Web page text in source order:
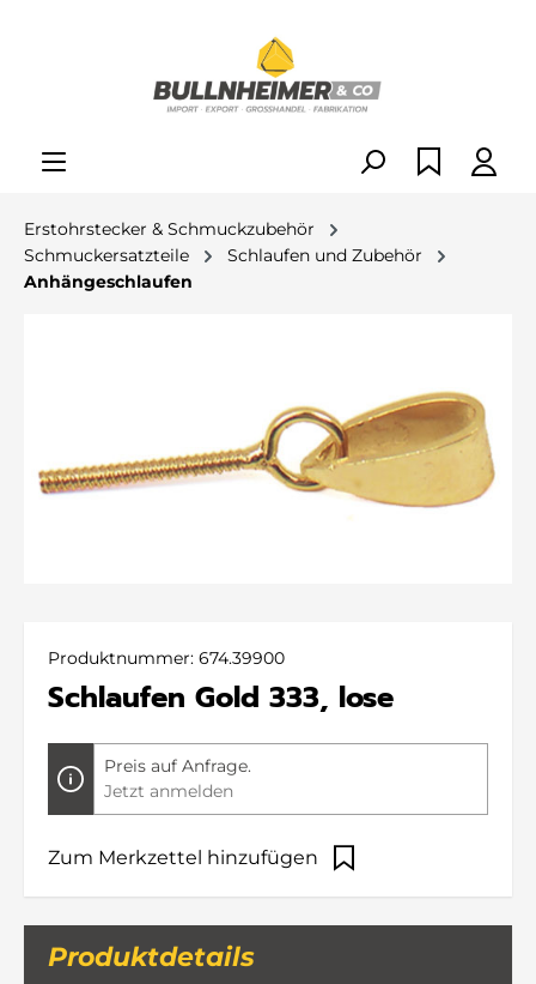
Erstohrstecker & Schmuckzubehör
Schmuckersatzteile
Schlaufen und Zubehör
Anhängeschlaufen
Produktnummer: 674.39900
Schlaufen Gold 333, lose
Preis auf Anfrage.
Jetzt anmelden
Zum Merkzettel hinzufügen
Produktdetails